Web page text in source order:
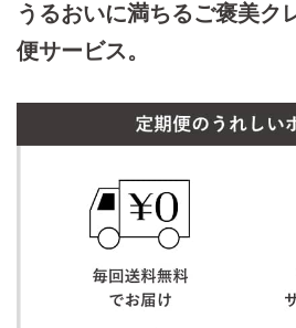
うるおいに満ちるご褒美ク
便サービス。